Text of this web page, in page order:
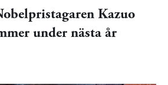
Kazuo
under nästa år